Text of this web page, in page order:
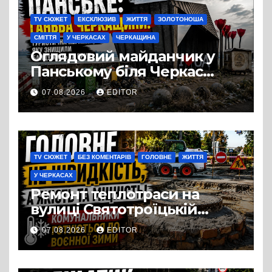
TV СЮЖЕТ ЕКСКЛЮЗИВ ЖИТТЯ ЗОЛОТОНОША
СМІТТЯ У ЧЕРКАСАХ ЧЕРКАЩИНА
Оглядовий майданчик у
Панському біля Черкас
перетворився на занедбане
сміттєзвалище
07.08.2026 EDITOR
TV СЮЖЕТ БЕЗ КОМЕНТАРІВ ГОЛОВНЕ ЖИТТЯ
У ЧЕРКАСАХ
Ремонт теплотраси на
вулиці Святотроїцькій
затягнувся порівняно із
запланованими термінами.
Вулицю досі не відкрили
07.08.2026 EDITOR